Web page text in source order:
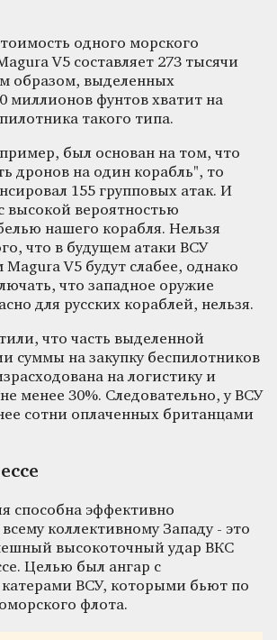
одного морского
V5 составляет 273 тысячи
образом, выделенных
миллионов фунтов хватит на
такого типа.
был основан на том, что
дронов на один корабль", то
155 групповых атак. И
высокой вероятностью
нашего корабля. Нельзя
что в будущем атаки ВСУ
V5 будут слабее, однако
что западное оружие
для русских кораблей, нельзя.
что часть выделенной
суммы на закупку беспилотников
на логистику и
менее 30%. Следовательно, у ВСУ
сотни оплаченных британцами
способна эффективно
коллективному Западу - это
высокоточный удар ВКС
Целью был ангар с
ВСУ, которыми бьют по
флота.